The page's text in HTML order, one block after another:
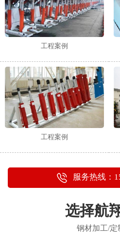
工程案例
工程案例
服务热线：
选择航
钢材加工/定